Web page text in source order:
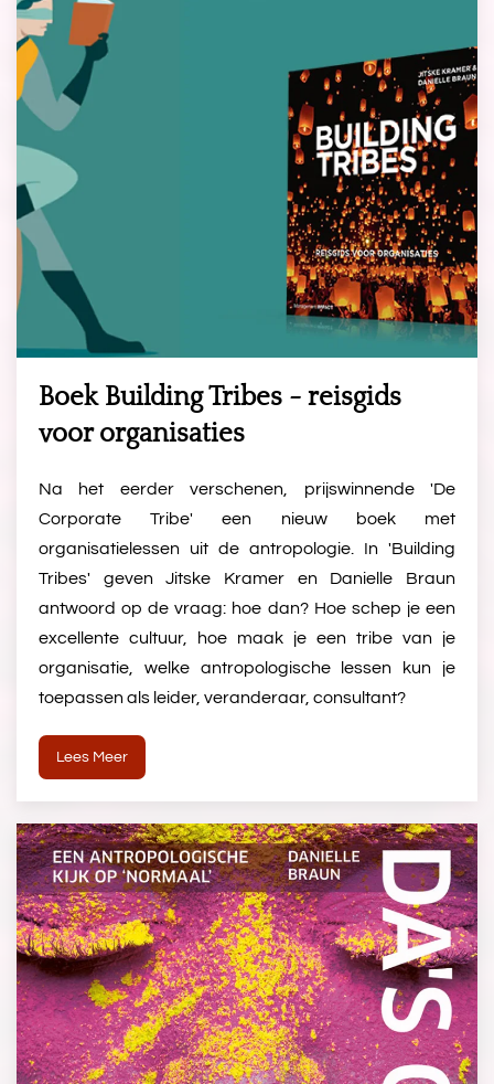
Boek Building Tribes - reisgids
voor organisaties
Na het eerder verschenen, prijswinnende 'De
Corporate Tribe' een nieuw boek met
organisatielessen uit de antropologie. In 'Building
Tribes' geven Jitske Kramer en Danielle Braun
antwoord op de vraag: hoe dan? Hoe schep je een
excellente cultuur, hoe maak je een tribe van je
organisatie, welke antropologische lessen kun je
toepassen als leider, veranderaar, consultant?
Lees Meer